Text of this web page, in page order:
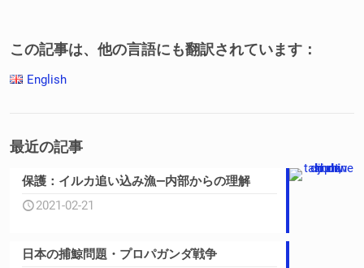
この記事は、他の言語にも翻訳されています：
English
最近の記事
保護：イルカ追い込み漁—内部からの理解
2021-02-21
日本の捕鯨問題・プロパガンダ戦争